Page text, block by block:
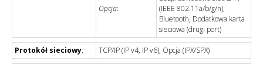
Opcja:
(IEEE 802.11a/b/g/n),
Bluetooth, Dodatkowa karta
sieciowa (drugi port)
Protokół sieciowy: TCP/IP (IP v4, IP v6), Opcja (IPX/SPX)